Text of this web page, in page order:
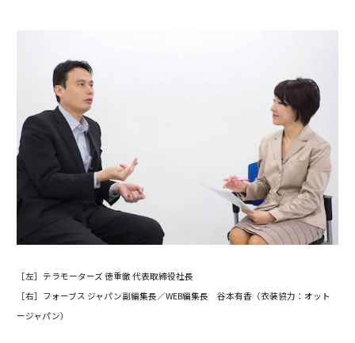
［左］テラモーターズ 徳重徹 代表取締役社長
［右］フォーブス ジャパン副編集長／WEB編集長 谷本有香（衣装協力：オット
ージャパン）